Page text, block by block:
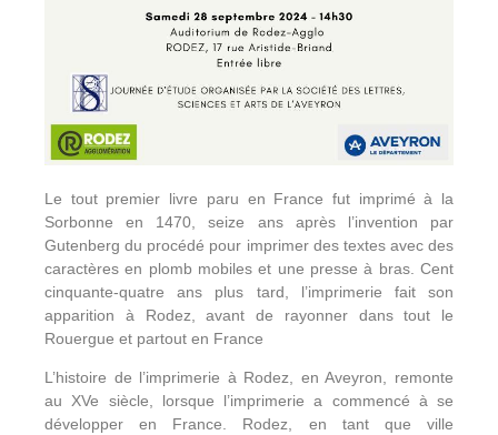
Le tout premier livre paru en France fut imprimé à la
Sorbonne en 1470, seize ans après l’invention par
Gutenberg du procédé pour imprimer des textes avec des
caractères en plomb mobiles et une presse à bras. Cent
cinquante-quatre ans plus tard, l’imprimerie fait son
apparition à Rodez, avant de rayonner dans tout le
Rouergue et partout en France
L’histoire de l’imprimerie à Rodez, en Aveyron, remonte
au XVe siècle, lorsque l’imprimerie a commencé à se
développer en France. Rodez, en tant que ville